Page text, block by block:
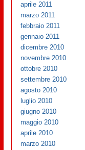
aprile 2011
marzo 2011
febbraio 2011
gennaio 2011
dicembre 2010
novembre 2010
ottobre 2010
settembre 2010
agosto 2010
luglio 2010
giugno 2010
maggio 2010
aprile 2010
marzo 2010